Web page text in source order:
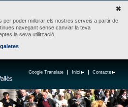
per poder millorar els nostres serveis a partir de
navegant sense canviar la teva
la seva utilització.
Contacte
Inici
Google Translate